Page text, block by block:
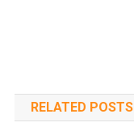
RELATED POSTS